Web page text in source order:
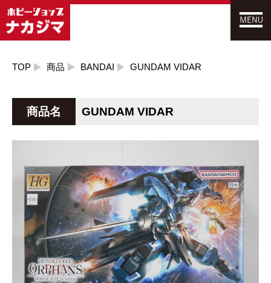
TOP 商品 BANDAI GUNDAM VIDAR
商品名 GUNDAM VIDAR